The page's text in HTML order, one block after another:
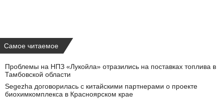
Самое читаемое
Проблемы на НПЗ «Лукойла» отразились на поставках топлива в
Тамбовской области
Segezha договорилась с китайскими партнерами о проекте
биохимкомплекса в Красноярском крае